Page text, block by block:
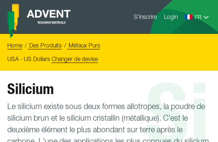
Skip
content
S’inscrire Login
Advent
Home Des Produits
Métaux Purs
USA - US Dollars Changer de devise
Silicium
Le silicium existe sous deux formes allotropes, la poudre de
silicium brun et le silicium cristallin (métallique). C'est le
deuxième élément le plus abondant sur terre après le
Si